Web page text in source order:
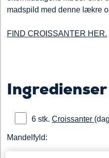
madspild med denne lækre
FIND CROISSANTER HER.
Ingredienser
6 stk. Croissanter
Mandelfyld: